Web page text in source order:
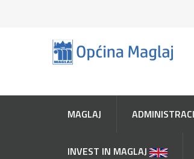
MAGLAJ
INVEST IN MAGLAJ